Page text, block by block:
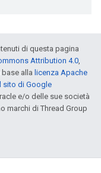
di questa pagina
Attribution 4.0,
alla licenza Apache
sito di Google
e/o delle sue società
marchi di Thread Group